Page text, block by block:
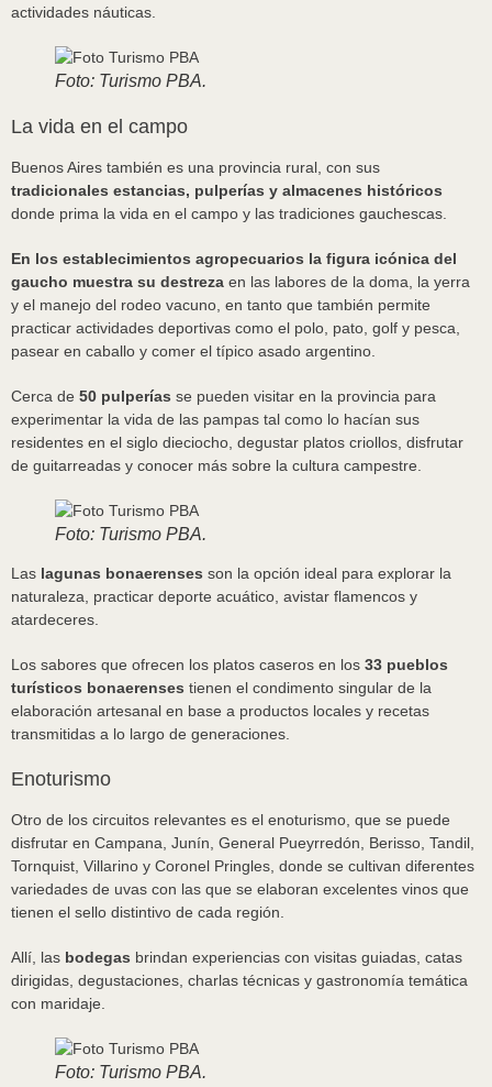
actividades náuticas.
Foto: Turismo PBA.
La vida en el campo
Buenos Aires también es una provincia rural, con sus
tradicionales estancias, pulperías y almacenes históricos
donde prima la vida en el campo y las tradiciones gauchescas.
En los establecimientos agropecuarios la figura icónica del
gaucho muestra su destreza en las labores de la doma, la yerra
y el manejo del rodeo vacuno, en tanto que también permite
practicar actividades deportivas como el polo, pato, golf y pesca,
pasear en caballo y comer el típico asado argentino.
Cerca de 50 pulperías se pueden visitar en la provincia para
experimentar la vida de las pampas tal como lo hacían sus
residentes en el siglo dieciocho, degustar platos criollos, disfrutar
de guitarreadas y conocer más sobre la cultura campestre.
Foto: Turismo PBA.
Las lagunas bonaerenses son la opción ideal para explorar la
naturaleza, practicar deporte acuático, avistar flamencos y
atardeceres.
Los sabores que ofrecen los platos caseros en los 33 pueblos
turísticos bonaerenses tienen el condimento singular de la
elaboración artesanal en base a productos locales y recetas
transmitidas a lo largo de generaciones.
Enoturismo
Otro de los circuitos relevantes es el enoturismo, que se puede
disfrutar en Campana, Junín, General Pueyrredón, Berisso, Tandil,
Tornquist, Villarino y Coronel Pringles, donde se cultivan diferentes
variedades de uvas con las que se elaboran excelentes vinos que
tienen el sello distintivo de cada región.
Allí, las bodegas brindan experiencias con visitas guiadas, catas
dirigidas, degustaciones, charlas técnicas y gastronomía temática
con maridaje.
Foto: Turismo PBA.